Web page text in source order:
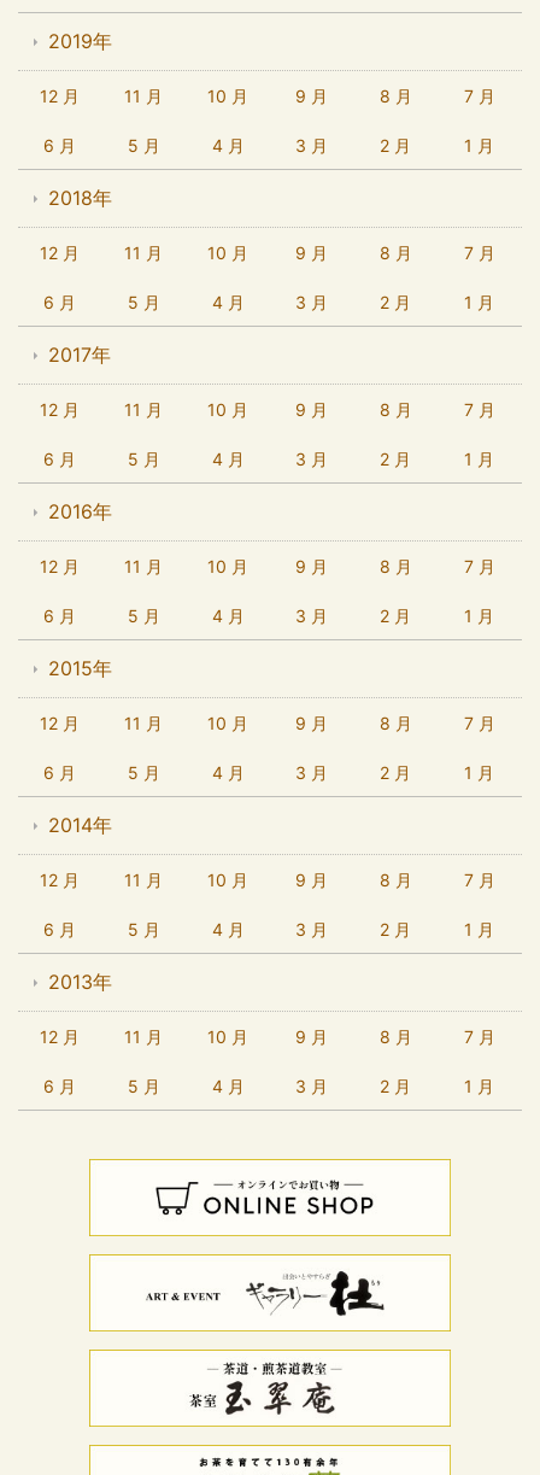
2019年
12 月 11 月 10 月 9 月 8 月 7 月
6 月 5 月 4 月 3 月 2 月 1 月
2018年
12 月 11 月 10 月 9 月 8 月 7 月
6 月 5 月 4 月 3 月 2 月 1 月
2017年
12 月 11 月 10 月 9 月 8 月 7 月
6 月 5 月 4 月 3 月 2 月 1 月
2016年
12 月 11 月 10 月 9 月 8 月 7 月
6 月 5 月 4 月 3 月 2 月 1 月
2015年
12 月 11 月 10 月 9 月 8 月 7 月
6 月 5 月 4 月 3 月 2 月 1 月
2014年
12 月 11 月 10 月 9 月 8 月 7 月
6 月 5 月 4 月 3 月 2 月 1 月
2013年
12 月 11 月 10 月 9 月 8 月 7 月
6 月 5 月 4 月 3 月 2 月 1 月